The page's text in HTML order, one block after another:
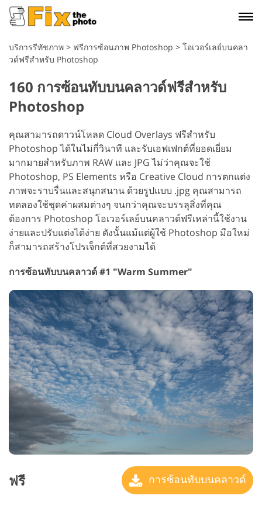
บริการรีทัชภาพ > ฟรีการซ้อนภาพ Photoshop > โอเวอร์เลย์บนคลา
วด์ฟรีสำหรับ Photoshop
160 การซ้อนทับบนคลาวด์ฟรีสำหรับ
Photoshop
คุณสามารถดาวน์โหลด Cloud Overlays ฟรีสำหรับ
Photoshop ได้ในไม่กี่วินาที และรับเอฟเฟกต์ที่ยอดเยี่ยม
มากมายสำหรับภาพ RAW และ JPG ไม่ว่าคุณจะใช้
Photoshop, PS Elements หรือ Creative Cloud การตกแต่ง
ภาพจะราบรื่นและสนุกสนาน ด้วยรูปแบบ .jpg คุณสามารถ
ทดลองใช้ชุดค่าผสมต่างๆ จนกว่าคุณจะบรรลุสิ่งที่คุณ
ต้องการ Photoshop โอเวอร์เลย์บนคลาวด์ฟรีเหล่านี้ใช้งาน
ง่ายและปรับแต่งได้ง่าย ดังนั้นแม้แต่ผู้ใช้ Photoshop มือใหม่
ก็สามารถสร้างโปรเจ็กต์ที่สวยงามได้
การซ้อนทับบนคลาวด์ #1 "Warm Summer"
ฟรี การซ้อนทับบนคลาวด์